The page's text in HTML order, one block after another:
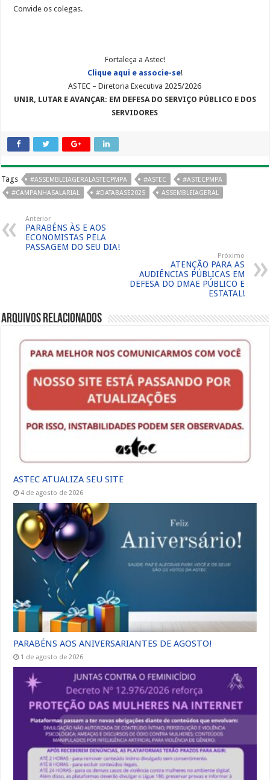
Convide os colegas.
Fortaleça a Astec!
Clique aqui e associe-se!
ASTEC – Diretoria Executiva 2025/2026
UNIR, LUTAR E AVANÇAR: EM DEFESA DO SERVIÇO PÚBLICO E DOS
SERVIDORES
Tags #ASSEMBLEIAGERALASTECPMPA #ASTEC
#ASTECPMPA
#CAMPANHASALARIAL
#DATABASE2025 ASSEMBLEIAGERAL
Anterior
PARABÉNS ÀS E AOS
ECONOMISTAS PELA
PASSAGEM DO SEU DIA!
Próximo
ATENÇÃO PARA AS
AUDIÊNCIAS PÚBLICAS EM
DEFESA DO DMAE PÚBLICO E
ESTATAL!
Arquivos Relacionados
ASTEC ATUALIZA SEU SITE
4 de agosto de 2026
PARABÉNS AOS ANIVERSARIANTES DE AGOSTO!
1 de agosto de 2026